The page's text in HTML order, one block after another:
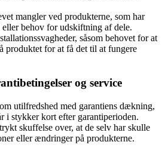
mangler ved produkterne, som har
behov for udskiftning af dele.
såsom behovet for at
produktet for at få det til at fungere
og service
utilfredshed med garantiens dækning,
i stykker kort efter garantiperioden.
skuffelse over, at de selv har skulle
eller ændringer på produkterne.